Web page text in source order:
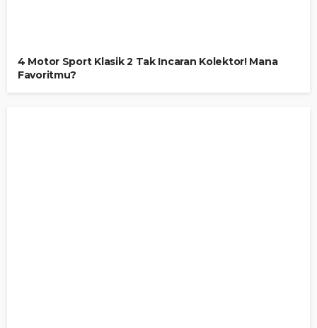
4 Motor Sport Klasik 2 Tak Incaran Kolektor! Mana
Favoritmu?